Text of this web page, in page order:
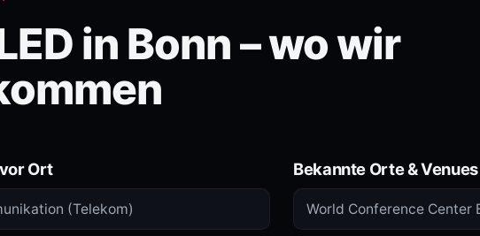
in Bonn – wo wir
Ort
(Telekom)
Bekannte Orte & Venues
World Conference Center